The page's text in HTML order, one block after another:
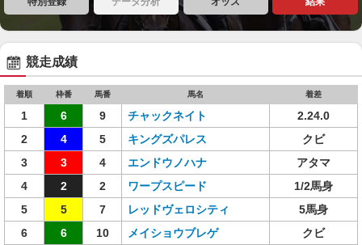
競走成績
着順 枠番 馬番 馬名 着差
1 6 9 チャックネイト
2.24.0
2
4 5 キングズパレス
クビ
3
3 4 エンドウノハナ
アタマ
4
2 2 ワープスピード
1/2馬身
5
5 7 レッドヴェロシティ
5馬身
6
6 10 メイショウブレゲ
クビ